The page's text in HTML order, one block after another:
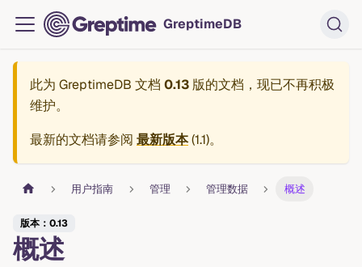
GreptimeDB
此为 GreptimeDB 文档 0.13 版的文档，现已不再积极
维护。
最新的文档请参阅 最新版本(1.1)。
用户指南 管理 管理数据 概述
版本：0.13
概述